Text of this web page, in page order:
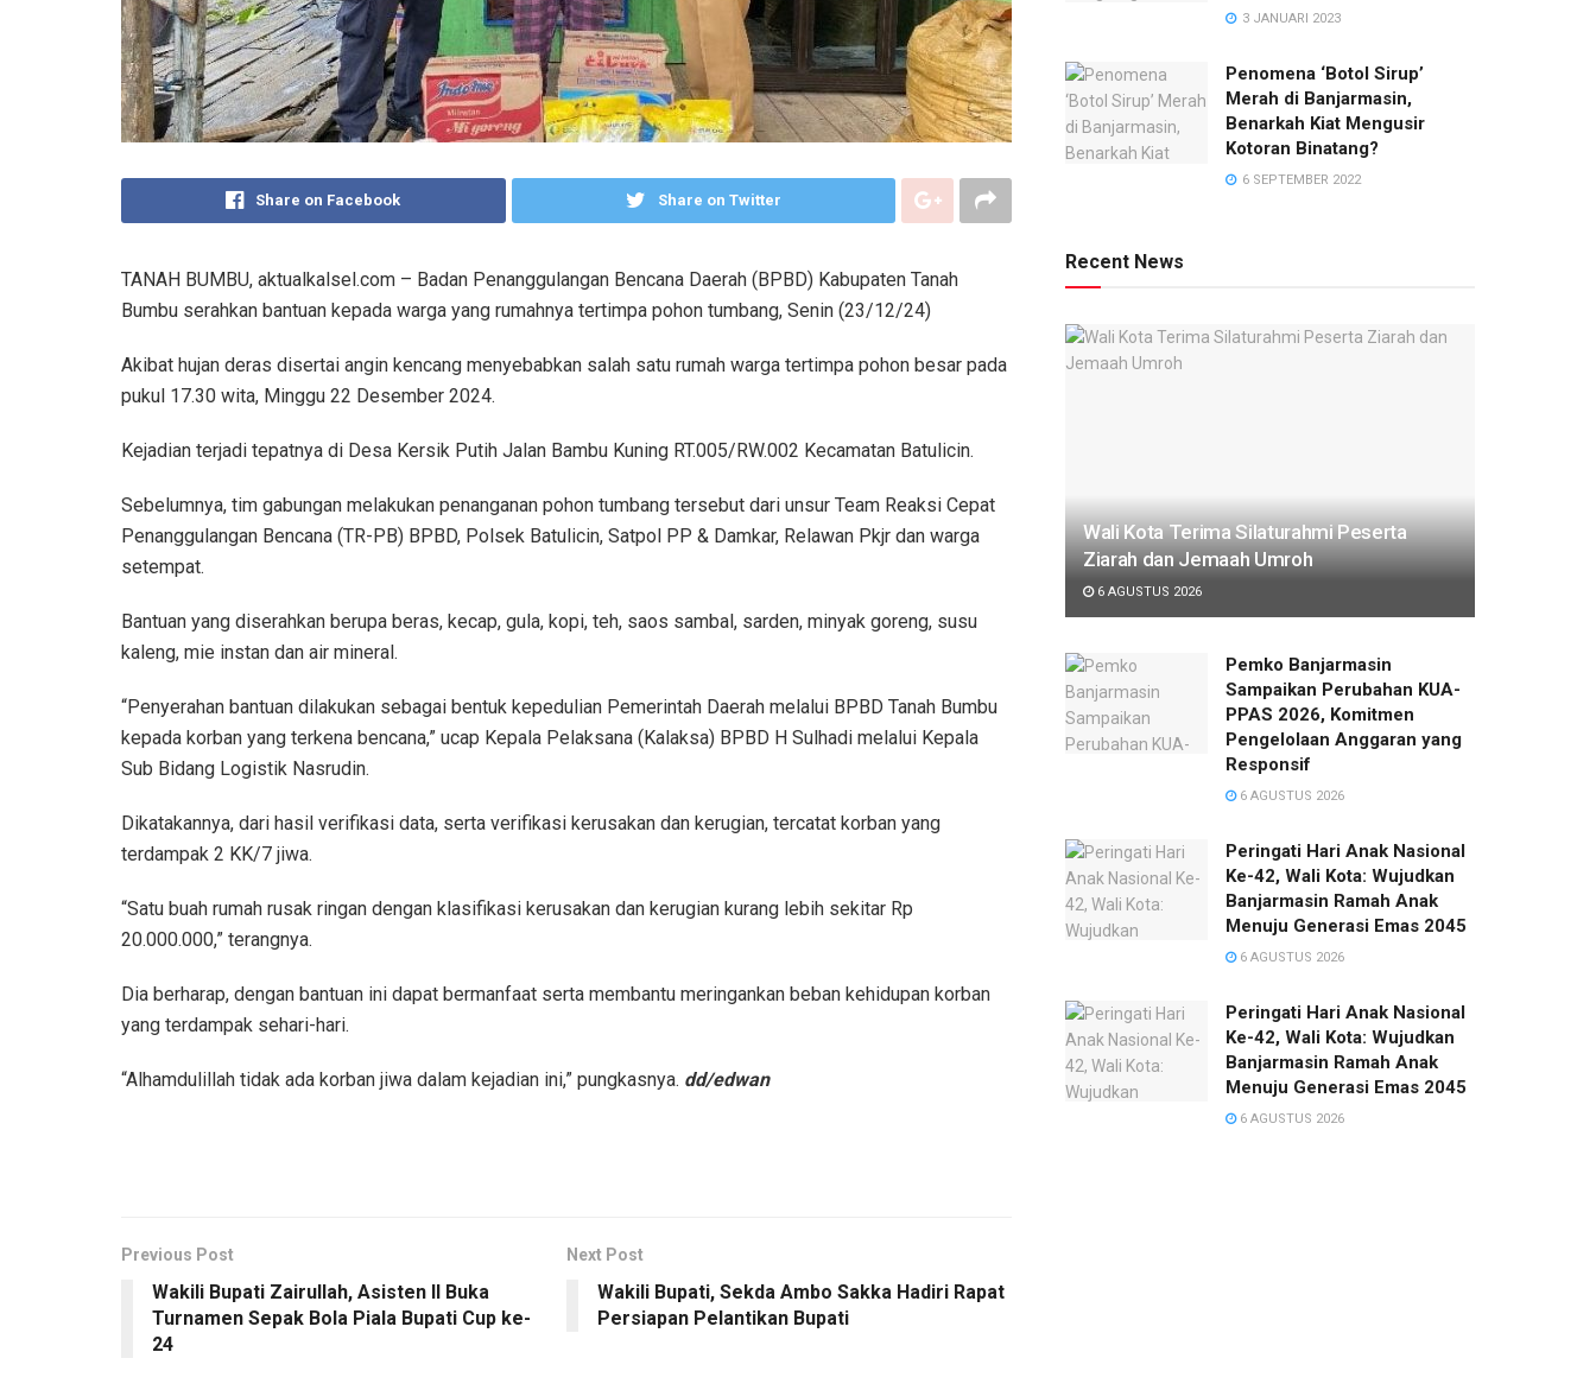
Share on Facebook Share on Twitter
TANAH BUMBU, aktualkalsel.com – Badan Penanggulangan Bencana Daerah (BPBD) Kabupaten Tanah
Bumbu serahkan bantuan kepada warga yang rumahnya tertimpa pohon tumbang, Senin (23/12/24)
Akibat hujan deras disertai angin kencang menyebabkan salah satu rumah warga tertimpa pohon besar pada
pukul 17.30 wita, Minggu 22 Desember 2024.
Kejadian terjadi tepatnya di Desa Kersik Putih Jalan Bambu Kuning RT.005/RW.002 Kecamatan Batulicin.
Sebelumnya, tim gabungan melakukan penanganan pohon tumbang tersebut dari unsur Team Reaksi Cepat
Penanggulangan Bencana (TR-PB) BPBD, Polsek Batulicin, Satpol PP & Damkar, Relawan Pkjr dan warga
setempat.
Bantuan yang diserahkan berupa beras, kecap, gula, kopi, teh, saos sambal, sarden, minyak goreng, susu
kaleng, mie instan dan air mineral.
“Penyerahan bantuan dilakukan sebagai bentuk kepedulian Pemerintah Daerah melalui BPBD Tanah Bumbu
kepada korban yang terkena bencana,” ucap Kepala Pelaksana (Kalaksa) BPBD H Sulhadi melalui Kepala
Sub Bidang Logistik Nasrudin.
Dikatakannya, dari hasil verifikasi data, serta verifikasi kerusakan dan kerugian, tercatat korban yang
terdampak 2 KK/7 jiwa.
“Satu buah rumah rusak ringan dengan klasifikasi kerusakan dan kerugian kurang lebih sekitar Rp
20.000.000,” terangnya.
Dia berharap, dengan bantuan ini dapat bermanfaat serta membantu meringankan beban kehidupan korban
yang terdampak sehari-hari.
“Alhamdulillah tidak ada korban jiwa dalam kejadian ini,” pungkasnya. dd/edwan
Previous Post
Wakili Bupati Zairullah, Asisten II Buka
Turnamen Sepak Bola Piala Bupati Cup ke-
24
Next Post
Wakili Bupati, Sekda Ambo Sakka Hadiri Rapat
Persiapan Pelantikan Bupati
3 JANUARI 2023
Penomena ‘Botol Sirup’
Merah di Banjarmasin,
Benarkah Kiat Mengusir
Kotoran Binatang?
6 SEPTEMBER 2022
Recent News
Wali Kota Terima Silaturahmi Peserta
Ziarah dan Jemaah Umroh
6 AGUSTUS 2026
Pemko Banjarmasin
Sampaikan Perubahan KUA-
PPAS 2026, Komitmen
Pengelolaan Anggaran yang
Responsif
6 AGUSTUS 2026
Peringati Hari Anak Nasional
Ke-42, Wali Kota: Wujudkan
Banjarmasin Ramah Anak
Menuju Generasi Emas 2045
6 AGUSTUS 2026
Peringati Hari Anak Nasional
Ke-42, Wali Kota: Wujudkan
Banjarmasin Ramah Anak
Menuju Generasi Emas 2045
6 AGUSTUS 2026